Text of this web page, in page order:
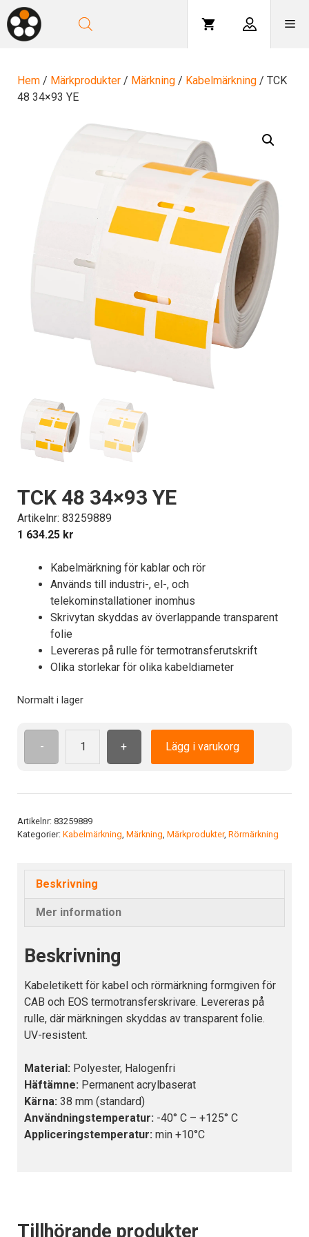
Hoppa
till
innehåll
Hem / Märkprodukter / Märkning / Kabelmärkning / TCK
48 34×93 YE
TCK 48 34×93 YE
Artikelnr: 83259889
1 634.25 kr
Kabelmärkning för kablar och rör
Används till industri-, el-, och
telekominstallationer inomhus
Skrivytan skyddas av överlappande transparent
folie
Levereras på rulle för termotransferutskrift
Olika storlekar för olika kabeldiameter
Normalt i lager
-
TCK
+ Lägg i varukorg
Artikelnr: 83259889
Kategorier: Kabelmärkning Märkning Märkprodukter, Rörmärkning
Beskrivning
Mer information
Beskrivning
Kabeletikett för kabel och rörmärkning formgiven för
CAB och EOS termotransferskrivare. Levereras på
rulle, där märkningen skyddas av transparent folie.
UV-resistent.
Material: Polyester, Halogenfri
Häftämne: Permanent acrylbaserat
Kärna: 38 mm (standard)
Användningstemperatur: -40° C – +125° C
Appliceringstemperatur: min +10°C
Tillhörande produkter